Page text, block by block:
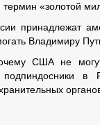
термин «золотой
принадлежат
Владимиру
США не
в